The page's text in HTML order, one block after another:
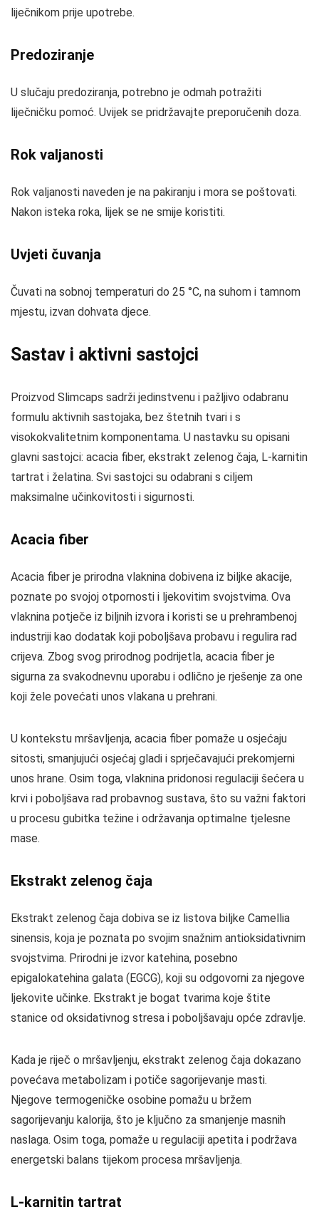
liječnikom prije upotrebe.
Predoziranje
U slučaju predoziranja, potrebno je odmah potražiti
liječničku pomoć. Uvijek se pridržavajte preporučenih doza.
Rok valjanosti
Rok valjanosti naveden je na pakiranju i mora se poštovati.
Nakon isteka roka, lijek se ne smije koristiti.
Uvjeti čuvanja
Čuvati na sobnoj temperaturi do 25 °C, na suhom i tamnom
mjestu, izvan dohvata djece.
Sastav i aktivni sastojci
Proizvod Slimcaps sadrži jedinstvenu i pažljivo odabranu
formulu aktivnih sastojaka, bez štetnih tvari i s
visokokvalitetnim komponentama. U nastavku su opisani
glavni sastojci: acacia fiber, ekstrakt zelenog čaja, L-karnitin
tartrat i želatina. Svi sastojci su odabrani s ciljem
maksimalne učinkovitosti i sigurnosti.
Acacia fiber
Acacia fiber je prirodna vlaknina dobivena iz biljke akacije,
poznate po svojoj otpornosti i ljekovitim svojstvima. Ova
vlaknina potječe iz biljnih izvora i koristi se u prehrambenoj
industriji kao dodatak koji poboljšava probavu i regulira rad
crijeva. Zbog svog prirodnog podrijetla, acacia fiber je
sigurna za svakodnevnu uporabu i odlično je rješenje za one
koji žele povećati unos vlakana u prehrani.
U kontekstu mršavljenja, acacia fiber pomaže u osjećaju
sitosti, smanjujući osjećaj gladi i sprječavajući prekomjerni
unos hrane. Osim toga, vlaknina pridonosi regulaciji šećera u
krvi i poboljšava rad probavnog sustava, što su važni faktori
u procesu gubitka težine i održavanja optimalne tjelesne
mase.
Ekstrakt zelenog čaja
Ekstrakt zelenog čaja dobiva se iz listova biljke Camellia
sinensis, koja je poznata po svojim snažnim antioksidativnim
svojstvima. Prirodni je izvor katehina, posebno
epigalokatehina galata (EGCG), koji su odgovorni za njegove
ljekovite učinke. Ekstrakt je bogat tvarima koje štite
stanice od oksidativnog stresa i poboljšavaju opće zdravlje.
Kada je riječ o mršavljenju, ekstrakt zelenog čaja dokazano
povećava metabolizam i potiče sagorijevanje masti.
Njegove termogeničke osobine pomažu u bržem
sagorijevanju kalorija, što je ključno za smanjenje masnih
naslaga. Osim toga, pomaže u regulaciji apetita i podržava
energetski balans tijekom procesa mršavljenja.
L-karnitin tartrat